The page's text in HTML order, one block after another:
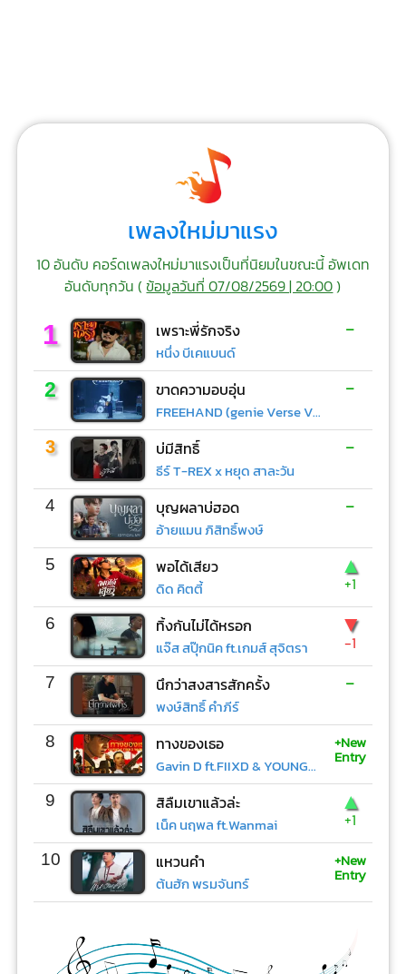
เพลงใหม่มาแรง
10 อันดับ คอร์ดเพลงใหม่มาแรงเป็นที่นิยมในขณะนี้ อัพเดท
อันดับทุกวัน (ข้อมูลวันที่ 07/08/2569 | 20:00)
1 เพราะพี่รักจริง
หนึ่ง บีเคแบนด์
-
2 ขาดความอบอุ่น
FREEHAND (genie Verse Vol.1)
-
3 บ่มีสิทธิ์
ธีร์ T-REX x หยุด สาละวัน
-
4 บุญผลาบ่ฮอด
อ้ายแมน ภิสิทธิ์พงษ์
-
5 พอได้เสียว
ดิด คิตตี้
▲
+1
6 ทิ้งกันไม่ได้หรอก
แจ๊ส สปุ๊กนิค ft.เกมส์ สุจิตรา
▼
-1
7 นึกว่าสงสารสักครั้ง
พงษ์สิทธิ์ คำภีร์
-
8 ทางของเธอ
Gavin D ft.FIIXD & YOUNGOHM
+New
Entry
9 สิลืมเขาแล้วล่ะ
เน็ค นฤพล ft.Wanmai
▲
+1
10 แหวนคำ
ต้นฮัก พรมจันทร์
+New
Entry